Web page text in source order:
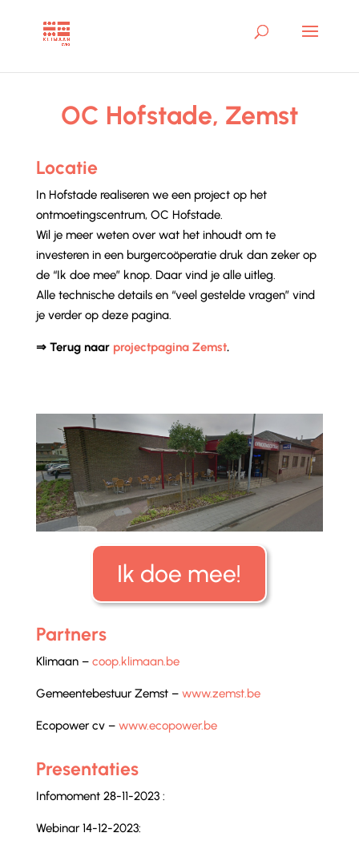
OC Hofstade, Zemst
Locatie
In Hofstade realiseren we een project op het
ontmoetingscentrum, OC Hofstade.
Wil je meer weten over wat het inhoudt om te
investeren in een burgercoöperatie druk dan zeker op
de “Ik doe mee” knop. Daar vind je alle uitleg.
Alle technische details en “veel gestelde vragen” vind
je verder op deze pagina.
⇒ Terug naar projectpagina Zemst.
Ik doe mee!
Partners
Klimaan – coop.klimaan.be
Gemeentebestuur Zemst – www.zemst.be
Ecopower cv – www.ecopower.be
Presentaties
Infomoment 28-11-2023 :
Webinar 14-12-2023: